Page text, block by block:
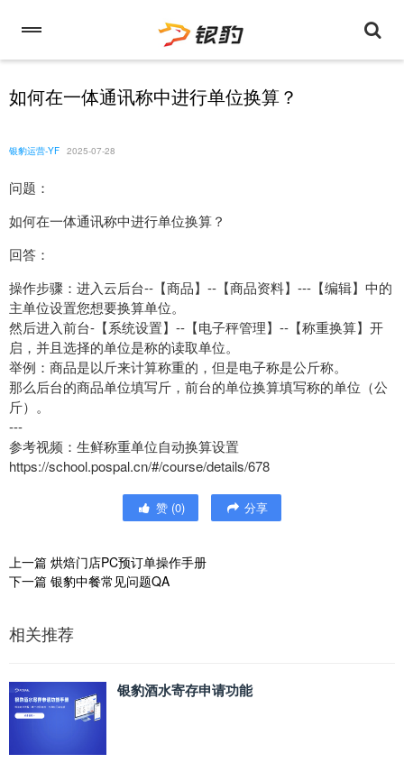
如何在一体通讯称中进行单位换算？
银豹运营-YF 2025-07-28
问题：
如何在一体通讯称中进行单位换算？
回答：
操作步骤：进入云后台--【商品】--【商品资料】---【编辑】中的
主单位设置您想要换算单位。
然后进入前台-【系统设置】--【电子秤管理】--【称重换算】开
启，并且选择的单位是称的读取单位。
举例：商品是以斤来计算称重的，但是电子称是公斤称。
那么后台的商品单位填写斤，前台的单位换算填写称的单位（公
斤）。
---
参考视频：生鲜称重单位自动换算设置
https://school.pospal.cn/#/course/details/678
赞 (0) 分享
上一篇 烘焙门店PC预订单操作手册
下一篇 银豹中餐常见问题QA
相关推荐
银豹酒水寄存申请功能